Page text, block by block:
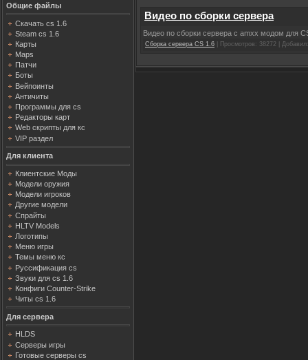
Общие файлы
Скачать cs 1.6
Steam cs 1.6
Карты
Maps
Патчи
Боты
Вейпоинты
Античиты
Программы для cs
Редакторы карт
Web скрипты для кс
VIP раздел
Для клиента
Клиентские Моды
Модели оружия
Модели игроков
Другие модели
Спрайты
HLTV Models
Логотипы
Меню игры
Темы меню кс
Руссификация cs
Звуки для cs 1.6
Конфиги Counter-Strike
Читы cs 1.6
Для сервера
HLDS
Серверы игры
Готовые серверы cs
Видео по сборки сервера
Видео по сборки сервера с amxx модом для
Сборка сервера CS 1.6 | Просмотров: 38272 |